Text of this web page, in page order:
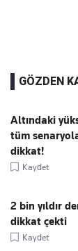
GÖZDEN
Altındaki
tüm
dikkat!
Kaydet
2 bin yıldır
dikkat çekti
Kaydet